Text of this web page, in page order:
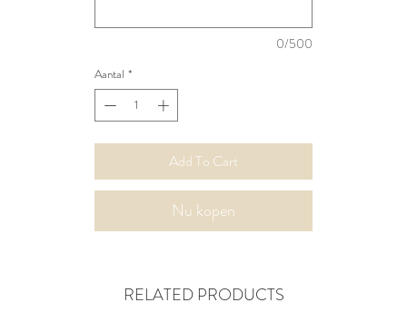
0/500
Aantal *
Add To Cart
Nu kopen
RELATED PRODUCTS